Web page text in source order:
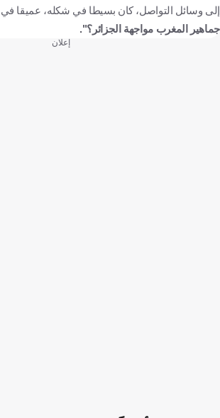
إلى وسائل التواصل، كان بسيطا في شكله، عميقا في
جماهير المغرب مواجهة الجزائر؟".
إعلان